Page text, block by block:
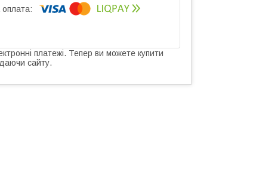
платежі. Тепер ви можете купити
сайту.